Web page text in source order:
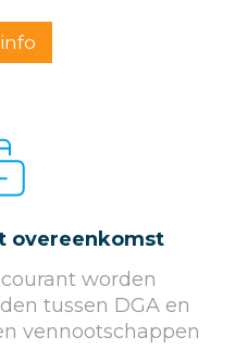
overeenkomst
worden
tussen DGA en
vennootschappen